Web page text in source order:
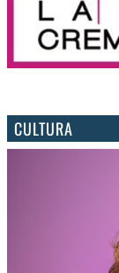
CULTURA